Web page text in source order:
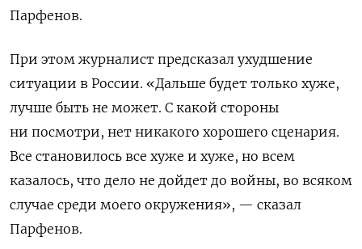
Парфенов.
При этом журналист предсказал ухудшение
ситуации в России. «Дальше будет только хуже,
лучше быть не может. С какой стороны
ни посмотри, нет никакого хорошего сценария.
Все становилось все хуже и хуже, но всем
казалось, что дело не дойдет до войны, во всяком
случае среди моего окружения», — сказал
Парфенов.